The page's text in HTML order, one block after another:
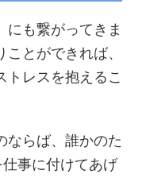
にも繋がってきま
とができれば、
トレスを抱えるこ
ならば、誰かのた
事に付けてあげ